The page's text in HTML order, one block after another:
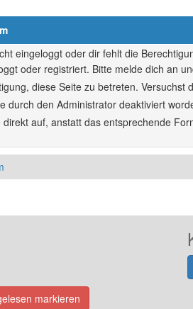
eingeloggt oder dir fehlt die
oder registriert. Bitte melde dich an
diese Seite zu betreten.
durch den Administrator deaktiviert
direkt auf, anstatt das entsprechende
markieren